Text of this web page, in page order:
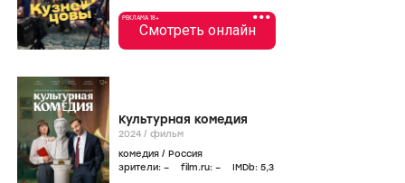
•••
РЕКЛАМА 18+
Смотреть онлайн
Культурная комедия
2024 / фильм
комедия / Россия
зрители: – film.ru: – IMDb: 5,3